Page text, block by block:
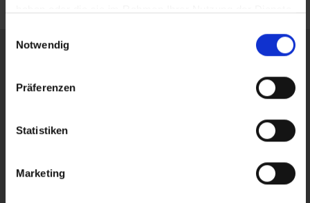
Notwendig
Präferenzen
Statistiken
Marketing